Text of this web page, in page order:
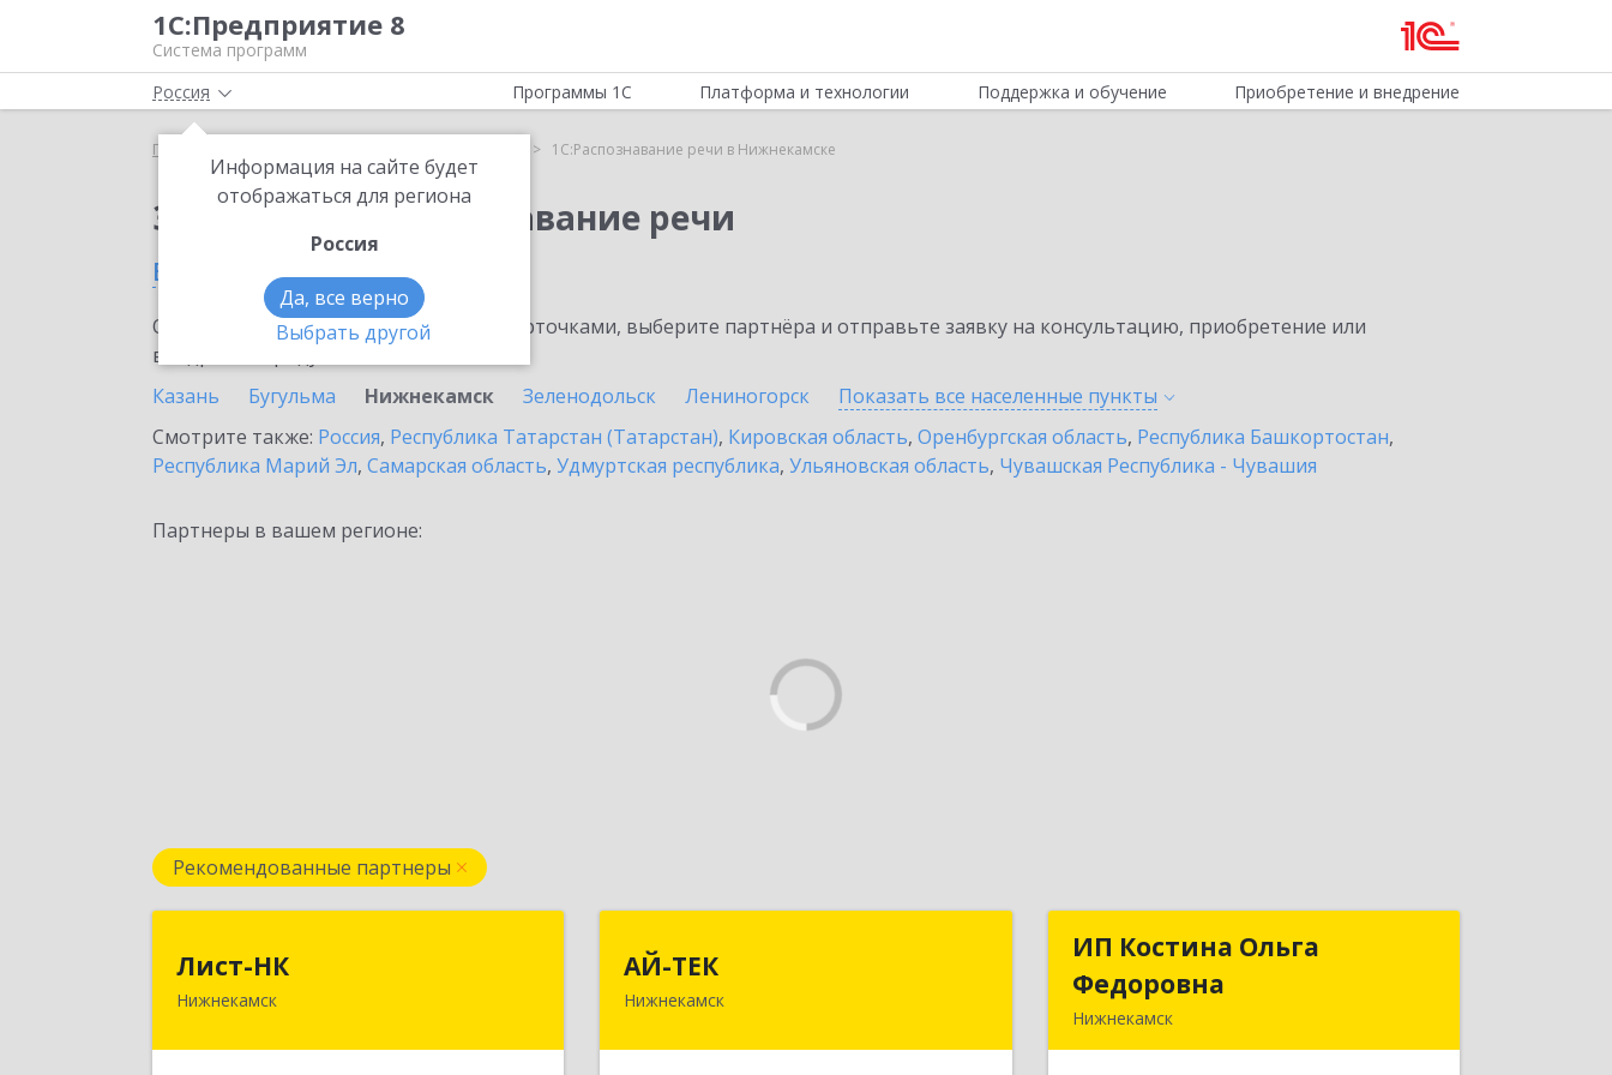
1С:Предприятие 8
Система программ
Россия
Информация на сайте будет
отображаться для региона
Россия
Да, все верно
Выбрать другой
Программы 1С Платформа и технологии Поддержка и обучение Приобретение и внедрение
Главная 1С:Распознавание речи в Нижнекамске
Заказать 1С:Распознавание речи
в Нижнекамске
Ознакомьтесь с информационными карточками, выберите партнёра и отправьте заявку на консультацию, приобретение или
внедрение продукта.
Казань
Бугульма Нижнекамск Зеленодольск Лениногорск Показать все населенные пункты
Смотрите также: Россия, Республика Татарстан (Татарстан), Кировская область, Оренбургская область, Республика Башкортостан,
Республика Марий Эл, Самарская область, Удмуртская республика, Ульяновская область, Чувашская Республика - Чувашия
Партнеры в вашем регионе:
Рекомендованные партнеры
Лист-НК
Нижнекамск
АЙ-ТЕК
Нижнекамск
ИП Костина Ольга
Федоровна
Нижнекамск
ИП Костина Ольга